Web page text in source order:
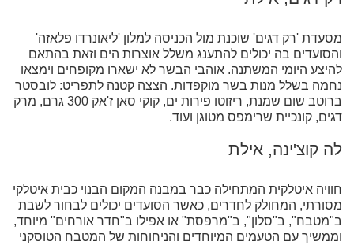
מסעדת 'רק דגים' שוכנת מול הכניסה למלון 'ליאונרדו פלאזה'
והסועדים בה יכולים להתענג משלל אוצרות הים וזאת בהתאם
להיצע היומי המשתנה. אוהבי הבשר לא ישארו מקופחים וימצאו
נחמה בשלל מנות בשר מוקפדות. הצצה קטנה לתפריט: לובסטר
ברוטב שום שמנת, ריזוטו פירות ים, קוקי סאן ז'אק 300 גרם, מרק
דגים, קונכיית שרימפס מטוגן ועוד.
לה קוצ'ינה, אילת
חוויה איטלקית המתחילה כבר במבנה המקום הבנוי כבית איטלקי
מסורתי, המחולק לחדרים, כאשר הסועדים יכולים לבחור לשבת
ב"מטבח", ב"סלון", ב"מרפסת" או אפילו ב"חדר אורחים" מיוחד,
וממשיך עם הטעמים המיוחדים והניחוחות של המטבח הטוסקני